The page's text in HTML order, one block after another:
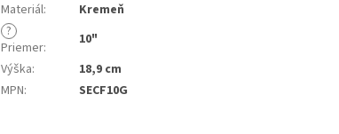
Materiál:
Kremeň
?
Priemer:
10"
Výška:
18,9 cm
MPN: SECF10G